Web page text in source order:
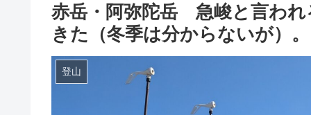
赤岳・阿弥陀岳 急峻と言われ
きた（冬季は分からないが）。
登山